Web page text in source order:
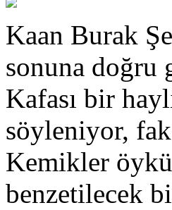
Kaan Burak
sonuna
Kafası bir
söyleniyor,
Kemikler öykü
benzetilecek